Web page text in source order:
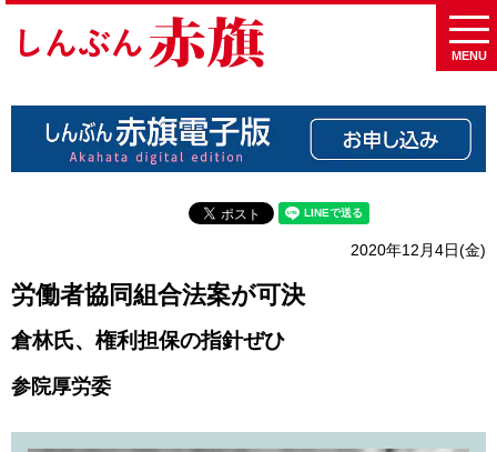
MENU
2020年12月4日(金)
労働者協同組合法案が可決
倉林氏、権利担保の指針ぜひ
参院厚労委